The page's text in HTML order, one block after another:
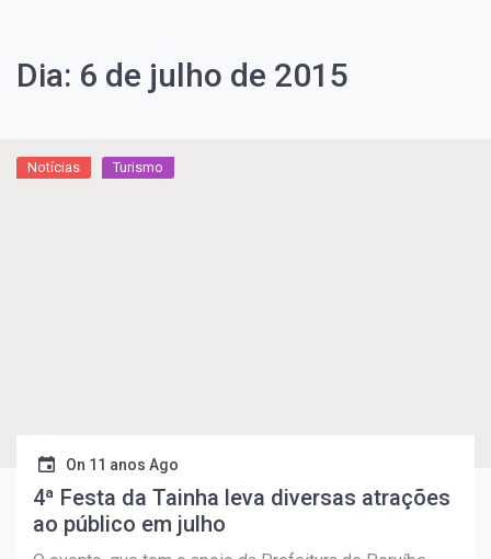
Dia: 6 de julho de 2015
Notícias Turismo
On 11 anos Ago
4ª Festa da Tainha leva diversas atrações
ao público em julho